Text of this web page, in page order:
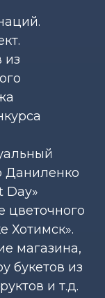
из
Даниленко
Day»
цветочного
Хотимск».
магазина,
букетов из
и т.д.